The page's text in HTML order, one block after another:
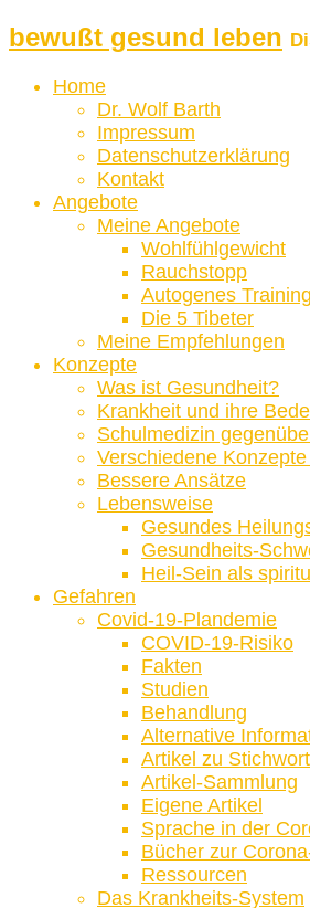
bewußt gesund leben
Home
Dr. Wolf Barth
Impressum
Datenschutzerklärung
Kontakt
Angebote
Meine Angebote
Wohlfühlgewicht
Rauchstopp
Autogenes Training
Die 5 Tibeter
Meine Empfehlungen
Konzepte
Was ist Gesundheit?
Krankheit und ihre
Schulmedizin
Verschiedene
Bessere Ansätze
Lebensweise
Gesundes
Gesundheits-
Heil-Sein als
Gefahren
Covid-19-Plandemie
COVID-19-Risiko
Fakten
Studien
Behandlung
Alternative
Artikel zu
Artikel-Sammlung
Eigene Artikel
Sprache in der
Bücher zur
Ressourcen
Das Krankheits-System